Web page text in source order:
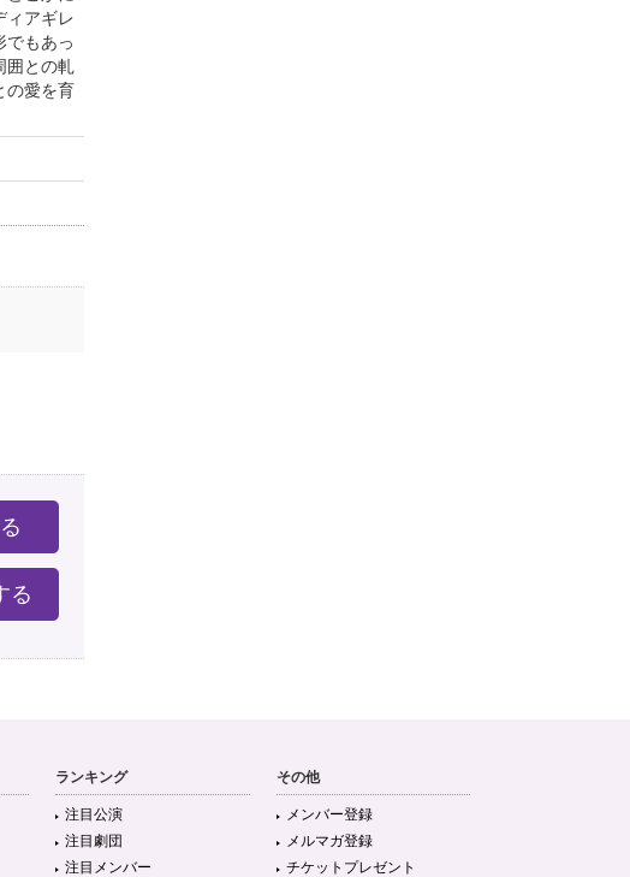
ィアギレ
でもあっ
囲との軋
の愛を育
る
ランキング
注目公演
注目劇団
注目メンバー
その他
メンバー登録
メルマガ登録
チケットプレゼント